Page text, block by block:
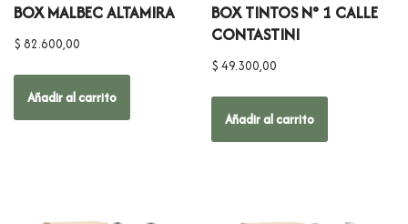
BOX MALBEC ALTAMIRA
$ 82.600,00
Añadir al carrito
BOX TINTOS N° 1 CALLE
CONTASTINI
$ 49.300,00
Añadir al carrito